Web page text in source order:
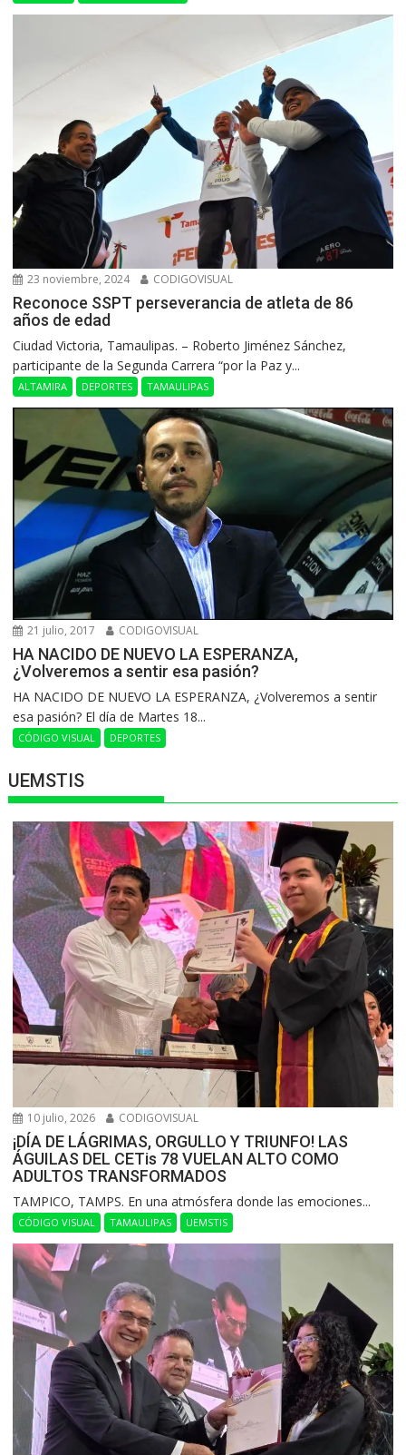
23 noviembre, 2024 CODIGOVISUAL
Reconoce SSPT perseverancia de atleta de 86
años de edad
Ciudad Victoria, Tamaulipas. – Roberto Jiménez Sánchez,
participante de la Segunda Carrera “por la Paz y...
ALTAMIRA DEPORTES TAMAULIPAS
21 julio, 2017 CODIGOVISUAL
HA NACIDO DE NUEVO LA ESPERANZA,
¿Volveremos a sentir esa pasión?
HA NACIDO DE NUEVO LA ESPERANZA, ¿Volveremos a sentir
esa pasión? El día de Martes 18...
CÓDIGO VISUAL DEPORTES
UEMSTIS
10 julio, 2026 CODIGOVISUAL
¡DÍA DE LÁGRIMAS, ORGULLO Y TRIUNFO! LAS
ÁGUILAS DEL CETis 78 VUELAN ALTO COMO
ADULTOS TRANSFORMADOS
​TAMPICO, TAMPS. En una atmósfera donde las emociones...
CÓDIGO VISUAL TAMAULIPAS UEMSTIS